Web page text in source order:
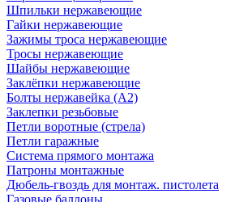
Шпильки нержавеющие
Гайки нержавеющие
Зажимы троса нержавеющие
Тросы нержавеющие
Шайбы нержавеющие
Заклёпки нержавеющие
Болты нержавейка (А2)
Заклепки резьбовые
Петли воротные (стрела)
Петли гаражные
Система прямого монтажа
Патроны монтажные
Дюбель-гвоздь для монтаж. пистолета
Газовые баллоны